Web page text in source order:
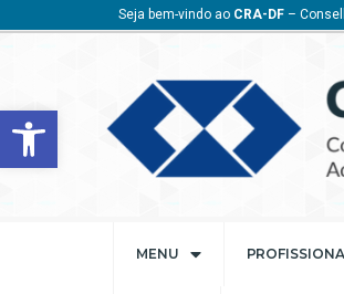
Barra de Ferramentas Aberta
Seja bem-vindo ao CRA-DF –
MENU